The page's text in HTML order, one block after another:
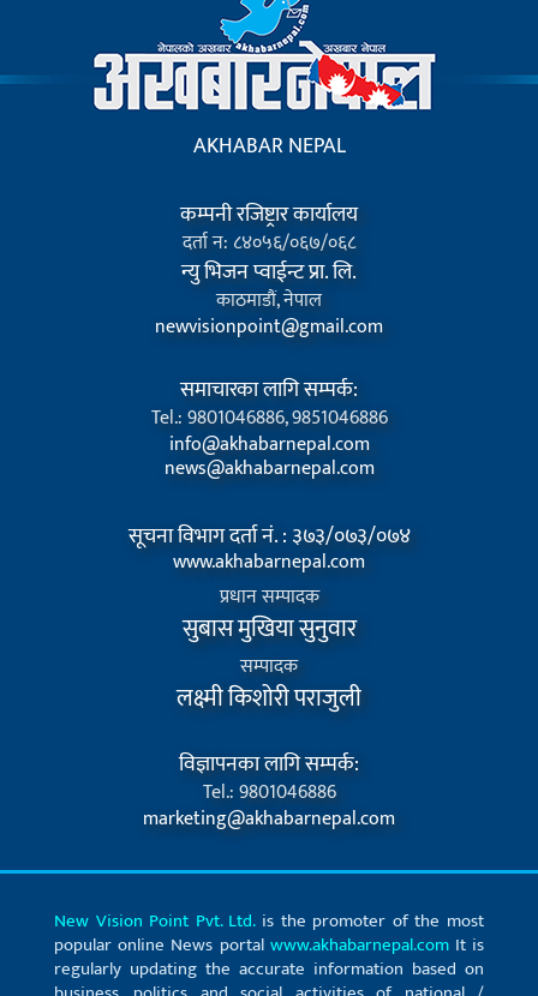
AKHABAR NEPAL
कम्पनी रजिष्ट्रार कार्यालय
दर्ता न: ८४०५६/०६७/०६८
न्यु भिजन प्वाईन्ट प्रा. लि.
काठमाडौं, नेपाल
newvisionpoint@gmail.com
समाचारका लागि सम्पर्क:
Tel.: 9801046886, 9851046886
info@akhabarnepal.com
news@akhabarnepal.com
सूचना विभाग दर्ता नं. : ३७३/०७३/०७४
www.akhabarnepal.com
प्रधान सम्पादक
सुबास मुखिया सुनुवार
सम्पादक
लक्ष्मी किशोरी पराजुली
विज्ञापनका लागि सम्पर्क:
Tel.: 9801046886
marketing@akhabarnepal.com
New Vision Point Pvt. Ltd.is the promoter of the most
popular online News portal www.akhabarnepal.comIt is
regularly updating the accurate information based on